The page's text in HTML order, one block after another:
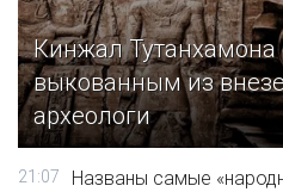
Кинжал Тутанхамона
выкованным из
археологи
21:07
Названы самые